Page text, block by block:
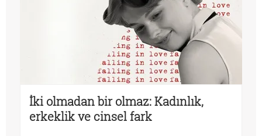
İki olmadan bir olmaz: Kadınlık,
erkeklik ve cinsel fark